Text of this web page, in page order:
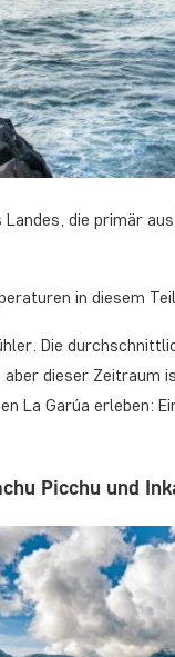
Landes, die primär
in diesem
Die
aber dieser
La Garúa erleben:
Picchu und